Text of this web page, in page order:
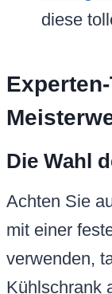
diese
Die Wahl
Achten Sie
mit einer
verwenden,
Kühlschrank